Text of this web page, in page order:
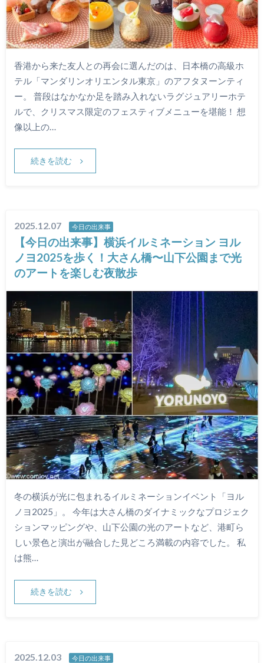
香港から来た友人との再会に選んだのは、日本橋の高級ホ
テル「マンダリンオリエンタル東京」のアフタヌーンティ
ー。 普段はなかなか足を踏み入れないラグジュアリーホテ
ルで、クリスマス限定のフェスティブメニューを堪能！ 想
像以上の…
続きを読む
2025.12.07 今日の出来事
【今日の出来事】横浜イルミネーション ヨル
ノヨ2025を歩く！大さん橋〜山下公園まで光
のアートを楽しむ夜散歩
冬の横浜が光に包まれるイルミネーションイベント「ヨル
ノヨ2025」。 今年は大さん橋のダイナミックなプロジェク
ションマッピングや、山下公園の光のアートなど、港町ら
しい景色と演出が融合した見どころ満載の内容でした。 私
は熊…
続きを読む
2025.12.03 今日の出来事